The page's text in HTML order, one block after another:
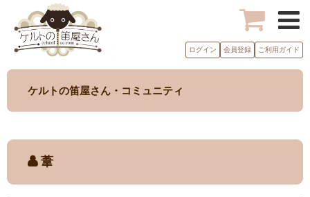
ログイン 会員登録 ご利用ガイド
ケルトの笛屋さん・コミュニティ
葦